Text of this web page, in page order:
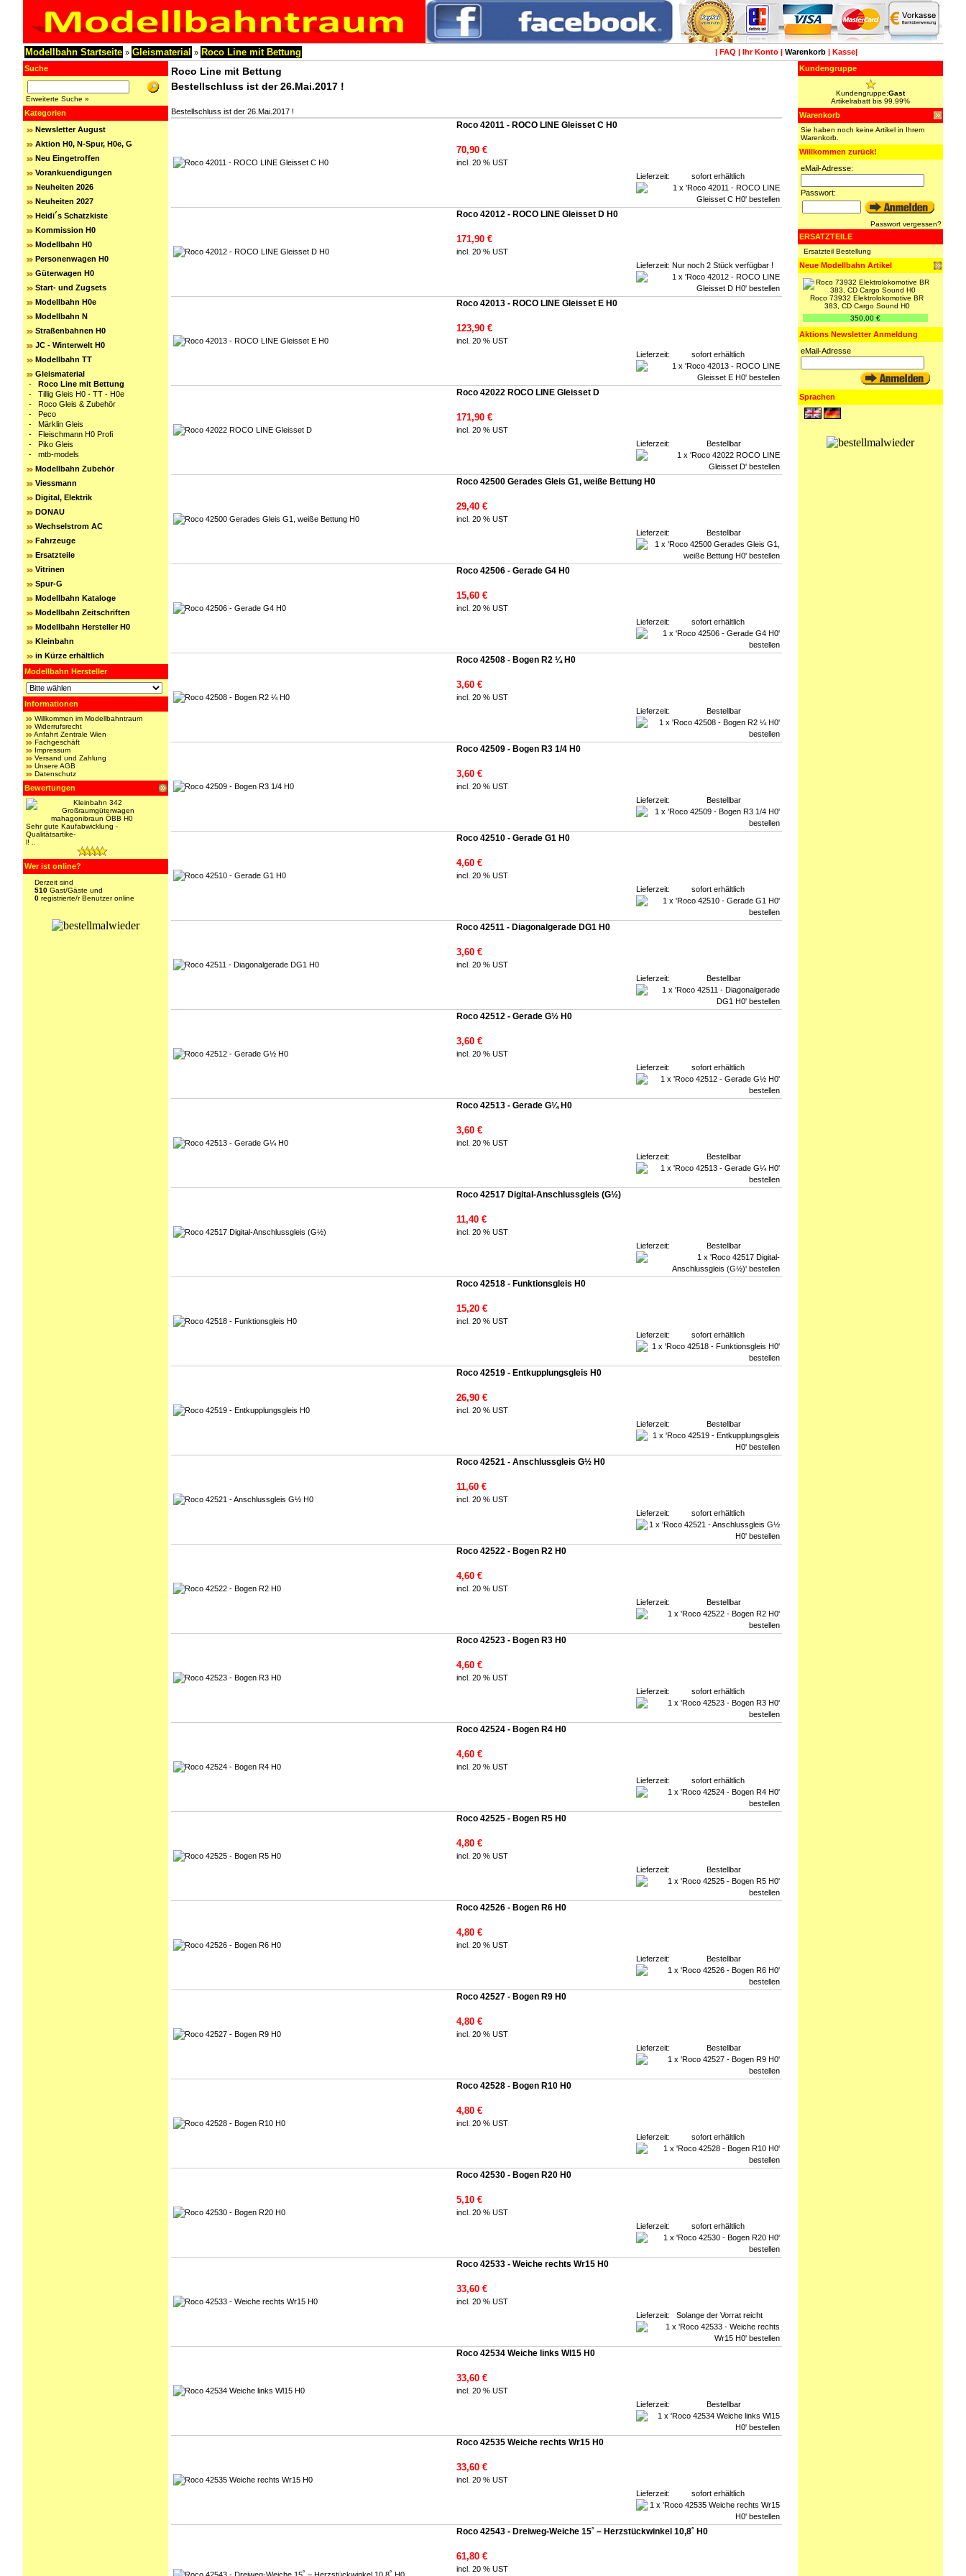
Modellbahn Startseite » Gleismaterial » Roco Line mit Bettung | FAQ | Ihr Konto| Warenkorb| Kasse|
Suche
Erweiterte Suche »
Kategorien
Newsletter August
Aktion H0, N-Spur, H0e, G
Neu Eingetroffen
Vorankuendigungen
Neuheiten 2026
Neuheiten 2027
Heidi´s Schatzkiste
Kommission H0
Modellbahn H0
Personenwagen H0
Güterwagen H0
Start- und Zugsets
Modellbahn H0e
Modellbahn N
Straßenbahnen H0
JC - Winterwelt H0
Modellbahn TT
Gleismaterial
- Roco Line mit Bettung
- Tillig Gleis H0 - TT - H0e
- Roco Gleis & Zubehör
- Peco
- Märklin Gleis
- Fleischmann H0 Profi
- Piko Gleis
- mtb-models
Modellbahn Zubehör
Viessmann
Digital, Elektrik
DONAU
Wechselstrom AC
Fahrzeuge
Ersatzteile
Vitrinen
Spur-G
Modellbahn Kataloge
Modellbahn Zeitschriften
Modellbahn Hersteller H0
Kleinbahn
in Kürze erhältlich
Modellbahn Hersteller
Informationen
Willkommen im Modellbahntraum
Widerrufsrecht
Anfahrt Zentrale Wien
Fachgeschäft
Impressum
Versand und Zahlung
Unsere AGB
Datenschutz
Bewertungen
Sehr gute Kaufabwicklung -
Qualitätsartike-
l! ..
Wer ist online?
Derzeit sind
510 Gast/Gäste und
0 registrierte/r Benutzer online
Roco Line mit Bettung
Bestellschluss ist der 26.Mai.2017 !
Bestellschluss ist der 26.Mai.2017 !
Roco 42011 - ROCO LINE Gleisset C H0
70,90 €
incl. 20 % UST
Lieferzeit:
sofort erhältlich
Roco 42012 - ROCO LINE Gleisset D H0
171,90 €
incl. 20 % UST
Lieferzeit: Nur noch 2 Stück verfügbar !
Roco 42013 - ROCO LINE Gleisset E H0
123,90 €
incl. 20 % UST
Lieferzeit:
sofort erhältlich
Roco 42022 ROCO LINE Gleisset D
171,90 €
incl. 20 % UST
Lieferzeit:
Bestellbar
Roco 42500 Gerades Gleis G1, weiße Bettung H0
29,40 €
incl. 20 % UST
Lieferzeit:
Bestellbar
Roco 42506 - Gerade G4 H0
15,60 €
incl. 20 % UST
Lieferzeit:
sofort erhältlich
Roco 42508 - Bogen R2 ¼ H0
3,60 €
incl. 20 % UST
Lieferzeit:
Bestellbar
Roco 42509 - Bogen R3 1/4 H0
3,60 €
incl. 20 % UST
Lieferzeit:
Bestellbar
Roco 42510 - Gerade G1 H0
4,60 €
incl. 20 % UST
Lieferzeit:
sofort erhältlich
Roco 42511 - Diagonalgerade DG1 H0
3,60 €
incl. 20 % UST
Lieferzeit:
Bestellbar
Roco 42512 - Gerade G½ H0
3,60 €
incl. 20 % UST
Lieferzeit:
sofort erhältlich
Roco 42513 - Gerade G¼ H0
3,60 €
incl. 20 % UST
Lieferzeit:
Bestellbar
Roco 42517 Digital-Anschlussgleis (G½)
11,40 €
incl. 20 % UST
Lieferzeit:
Bestellbar
Roco 42518 - Funktionsgleis H0
15,20 €
incl. 20 % UST
Lieferzeit:
sofort erhältlich
Roco 42519 - Entkupplungsgleis H0
26,90 €
incl. 20 % UST
Lieferzeit:
Bestellbar
Roco 42521 - Anschlussgleis G½ H0
11,60 €
incl. 20 % UST
Lieferzeit:
sofort erhältlich
Roco 42522 - Bogen R2 H0
4,60 €
incl. 20 % UST
Lieferzeit:
Bestellbar
Roco 42523 - Bogen R3 H0
4,60 €
incl. 20 % UST
Lieferzeit:
sofort erhältlich
Roco 42524 - Bogen R4 H0
4,60 €
incl. 20 % UST
Lieferzeit:
sofort erhältlich
Roco 42525 - Bogen R5 H0
4,80 €
incl. 20 % UST
Lieferzeit:
Bestellbar
Roco 42526 - Bogen R6 H0
4,80 €
incl. 20 % UST
Lieferzeit:
Bestellbar
Roco 42527 - Bogen R9 H0
4,80 €
incl. 20 % UST
Lieferzeit:
Bestellbar
Roco 42528 - Bogen R10 H0
4,80 €
incl. 20 % UST
Lieferzeit:
sofort erhältlich
Roco 42530 - Bogen R20 H0
5,10 €
incl. 20 % UST
Lieferzeit:
sofort erhältlich
Roco 42533 - Weiche rechts Wr15 H0
33,60 €
incl. 20 % UST
Lieferzeit:
Solange der Vorrat reicht
Roco 42534 Weiche links Wl15 H0
33,60 €
incl. 20 % UST
Lieferzeit:
Bestellbar
Roco 42535 Weiche rechts Wr15 H0
33,60 €
incl. 20 % UST
Lieferzeit:
sofort erhältlich
Roco 42543 - Dreiweg-Weiche 15˚ – Herzstückwinkel 10,8˚ H0
61,80 €
incl. 20 % UST
Kundengruppe
Kundengruppe:Gast
Artikelrabatt bis 99.99%
Warenkorb
Sie haben noch keine Artikel in Ihrem
Warenkorb.
Willkommen zurück!
eMail-Adresse:
Passwort:
Passwort vergessen?
ERSATZTEILE
Ersatzteil Bestellung
Neue Modellbahn Artikel
Roco 73932 Elektrolokomotive BR
383, CD Cargo Sound H0
350,00 €
Aktions Newsletter Anmeldung
eMail-Adresse
Sprachen